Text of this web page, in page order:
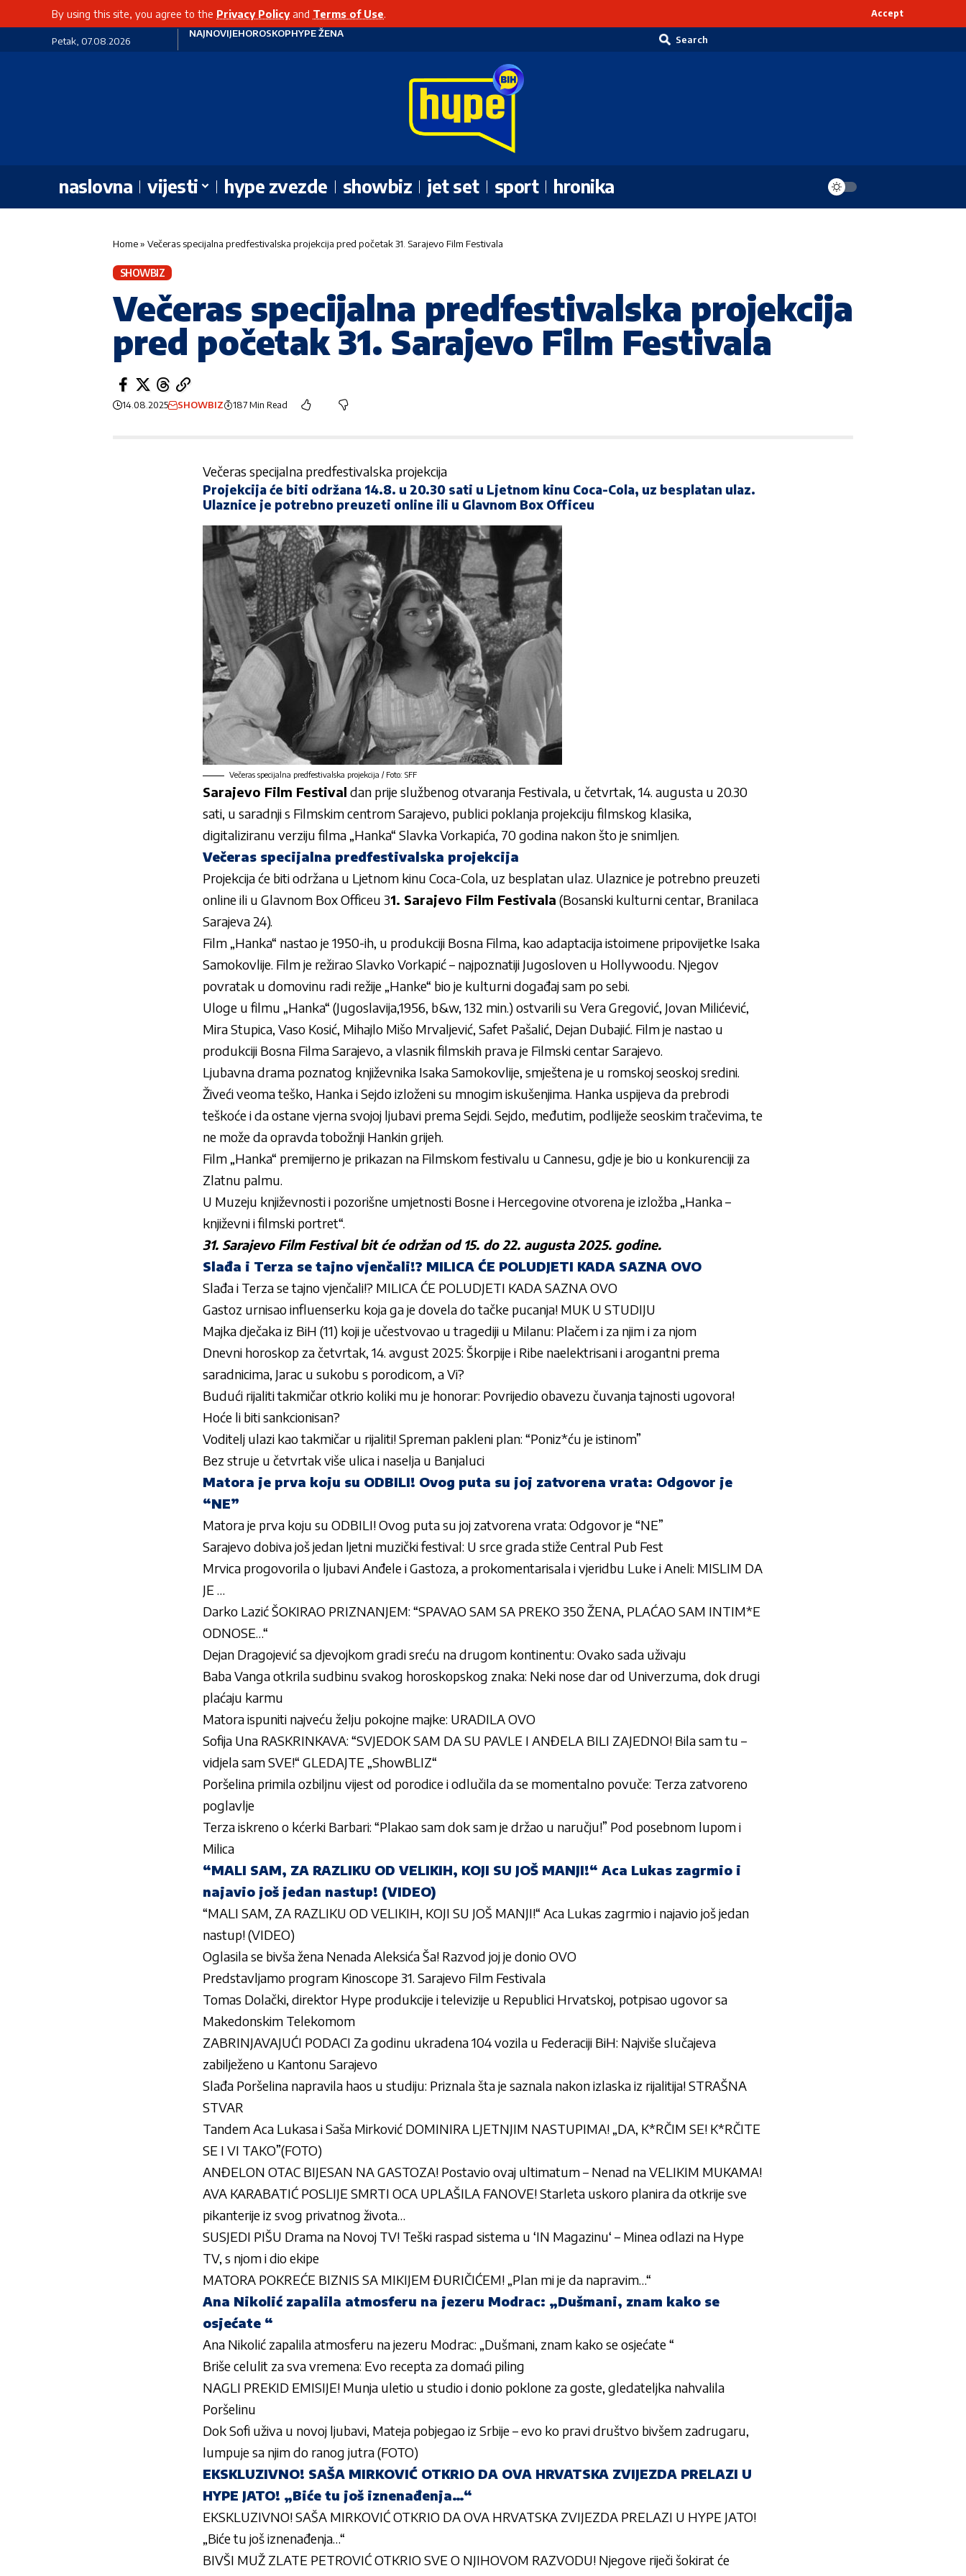
By using this site, you agree to the Privacy Policyand Terms of Use. Accept
Petak, 07.08.2026
NAJNOVIJEHOROSKOPHYPE ŽENA
Search
naslovna vijesti hype zvezde showbiz jet set sport hronika
Home» Večeras specijalna predfestivalska projekcija pred početak 31. Sarajevo Film Festivala
SHOWBIZ
Večeras specijalna predfestivalska projekcija
pred početak 31. Sarajevo Film Festivala
14.08.2025 SHOWBIZ 187 Min Read
Večeras specijalna predfestivalska projekcija
Projekcija će biti održana 14.8. u 20.30 sati u Ljetnom kinu Coca-Cola, uz besplatan ulaz.
Ulaznice je potrebno preuzeti online ili u Glavnom Box Officeu
Večeras specijalna predfestivalska projekcija / Foto: SFF
Sarajevo Film Festival dan prije službenog otvaranja Festivala, u četvrtak, 14. augusta u 20.30
sati, u saradnji s Filmskim centrom Sarajevo, publici poklanja projekciju filmskog klasika,
digitaliziranu verziju filma „Hanka“ Slavka Vorkapića, 70 godina nakon što je snimljen.
Večeras specijalna predfestivalska projekcija
Projekcija će biti održana u Ljetnom kinu Coca-Cola, uz besplatan ulaz. Ulaznice je potrebno preuzeti
online ili u Glavnom Box Officeu 31. Sarajevo Film Festivala (Bosanski kulturni centar, Branilaca
Sarajeva 24).
Film „Hanka“ nastao je 1950-ih, u produkciji Bosna Filma, kao adaptacija istoimene pripovijetke Isaka
Samokovlije. Film je režirao Slavko Vorkapić – najpoznatiji Jugosloven u Hollywoodu. Njegov
povratak u domovinu radi režije „Hanke“ bio je kulturni događaj sam po sebi.
Uloge u filmu „Hanka“ (Jugoslavija,1956, b&w, 132 min.) ostvarili su Vera Gregović, Jovan Milićević,
Mira Stupica, Vaso Kosić, Mihajlo Mišo Mrvaljević, Safet Pašalić, Dejan Dubajić. Film je nastao u
produkciji Bosna Filma Sarajevo, a vlasnik filmskih prava je Filmski centar Sarajevo.
Ljubavna drama poznatog književnika Isaka Samokovlije, smještena je u romskoj seoskoj sredini.
Živeći veoma teško, Hanka i Sejdo izloženi su mnogim iskušenjima. Hanka uspijeva da prebrodi
teškoće i da ostane vjerna svojoj ljubavi prema Sejdi. Sejdo, međutim, podliježe seoskim tračevima, te
ne može da opravda tobožnji Hankin grijeh.
Film „Hanka“ premijerno je prikazan na Filmskom festivalu u Cannesu, gdje je bio u konkurenciji za
Zlatnu palmu.
U Muzeju književnosti i pozorišne umjetnosti Bosne i Hercegovine otvorena je izložba „Hanka –
književni i filmski portret“.
31. Sarajevo Film Festival bit će održan od 15. do 22. augusta 2025. godine.
Slađa i Terza se tajno vjenčali!? MILICA ĆE POLUDJETI KADA SAZNA OVO
Slađa i Terza se tajno vjenčali!? MILICA ĆE POLUDJETI KADA SAZNA OVO
Gastoz urnisao influenserku koja ga je dovela do tačke pucanja! MUK U STUDIJU
Majka dječaka iz BiH (11) koji je učestvovao u tragediji u Milanu: Plačem i za njim i za njom
Dnevni horoskop za četvrtak, 14. avgust 2025: Škorpije i Ribe naelektrisani i arogantni prema
saradnicima, Jarac u sukobu s porodicom, a Vi?
Budući rijaliti takmičar otkrio koliki mu je honorar: Povrijedio obavezu čuvanja tajnosti ugovora!
Hoće li biti sankcionisan?
Voditelj ulazi kao takmičar u rijaliti! Spreman pakleni plan: “Poniz*ću je istinom”
Bez struje u četvrtak više ulica i naselja u Banjaluci
Matora je prva koju su ODBILI! Ovog puta su joj zatvorena vrata: Odgovor je
“NE”
Matora je prva koju su ODBILI! Ovog puta su joj zatvorena vrata: Odgovor je “NE”
Sarajevo dobiva još jedan ljetni muzički festival: U srce grada stiže Central Pub Fest
Mrvica progovorila o ljubavi Anđele i Gastoza, a prokomentarisala i vjeridbu Luke i Aneli: MISLIM DA
JE …
Darko Lazić ŠOKIRAO PRIZNANJEM: “SPAVAO SAM SA PREKO 350 ŽENA, PLAĆAO SAM INTIM*E
ODNOSE…“
Dejan Dragojević sa djevojkom gradi sreću na drugom kontinentu: Ovako sada uživaju
Baba Vanga otkrila sudbinu svakog horoskopskog znaka: Neki nose dar od Univerzuma, dok drugi
plaćaju karmu
Matora ispuniti najveću želju pokojne majke: URADILA OVO
Sofija Una RASKRINKAVA: “SVJEDOK SAM DA SU PAVLE I ANĐELA BILI ZAJEDNO! Bila sam tu –
vidjela sam SVE!“ GLEDAJTE „ShowBLIZ“
Poršelina primila ozbiljnu vijest od porodice i odlučila da se momentalno povuče: Terza zatvoreno
poglavlje
Terza iskreno o kćerki Barbari: “Plakao sam dok sam je držao u naručju!” Pod posebnom lupom i
Milica
“MALI SAM, ZA RAZLIKU OD VELIKIH, KOJI SU JOŠ MANJI!“ Aca Lukas zagrmio i
najavio još jedan nastup! (VIDEO)
“MALI SAM, ZA RAZLIKU OD VELIKIH, KOJI SU JOŠ MANJI!“ Aca Lukas zagrmio i najavio još jedan
nastup! (VIDEO)
Oglasila se bivša žena Nenada Aleksića Ša! Razvod joj je donio OVO
Predstavljamo program Kinoscope 31. Sarajevo Film Festivala
Tomas Dolački, direktor Hype produkcije i televizije u Republici Hrvatskoj, potpisao ugovor sa
Makedonskim Telekomom
ZABRINJAVAJUĆI PODACI Za godinu ukradena 104 vozila u Federaciji BiH: Najviše slučajeva
zabilježeno u Kantonu Sarajevo
Slađa Poršelina napravila haos u studiju: Priznala šta je saznala nakon izlaska iz rijalitija! STRAŠNA
STVAR
Tandem Aca Lukasa i Saša Mirković DOMINIRA LJETNJIM NASTUPIMA! „DA, K*RČIM SE! K*RČITE
SE I VI TAKO”(FOTO)
ANĐELON OTAC BIJESAN NA GASTOZA! Postavio ovaj ultimatum – Nenad na VELIKIM MUKAMA!
AVA KARABATIĆ POSLIJE SMRTI OCA UPLAŠILA FANOVE! Starleta uskoro planira da otkrije sve
pikanterije iz svog privatnog života…
SUSJEDI PIŠU Drama na Novoj TV! Teški raspad sistema u ‘IN Magazinu‘ – Minea odlazi na Hype
TV, s njom i dio ekipe
MATORA POKREĆE BIZNIS SA MIKIJEM ĐURIČIĆEM! „Plan mi je da napravim…“
Ana Nikolić zapalila atmosferu na jezeru Modrac: „Dušmani, znam kako se
osjećate “
Ana Nikolić zapalila atmosferu na jezeru Modrac: „Dušmani, znam kako se osjećate “
Briše celulit za sva vremena: Evo recepta za domaći piling
NAGLI PREKID EMISIJE! Munja uletio u studio i donio poklone za goste, gledateljka nahvalila
Poršelinu
Dok Sofi uživa u novoj ljubavi, Mateja pobjegao iz Srbije – evo ko pravi društvo bivšem zadrugaru,
lumpuje sa njim do ranog jutra (FOTO)
EKSKLUZIVNO! SAŠA MIRKOVIĆ OTKRIO DA OVA HRVATSKA ZVIJEZDA PRELAZI U
HYPE JATO! „Biće tu još iznenađenja…“
EKSKLUZIVNO! SAŠA MIRKOVIĆ OTKRIO DA OVA HRVATSKA ZVIJEZDA PRELAZI U HYPE JATO!
„Biće tu još iznenađenja…“
BIVŠI MUŽ ZLATE PETROVIĆ OTKRIO SVE O NJIHOVOM RAZVODU! Njegove riječi šokirat će